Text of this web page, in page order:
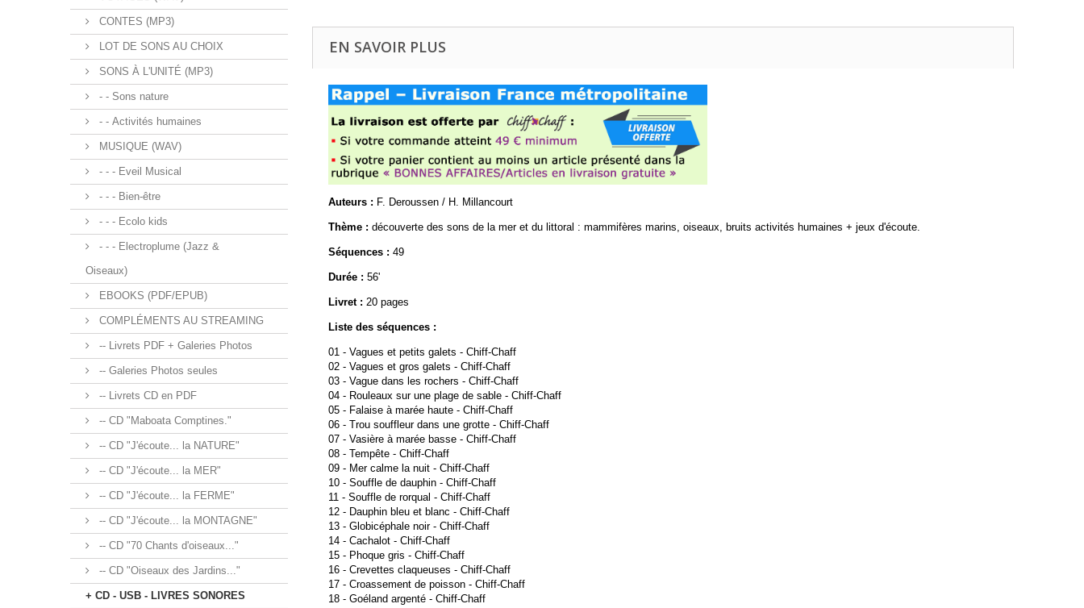
CONTES (MP3)
LOT DE SONS AU CHOIX
SONS À L'UNITÉ (MP3)
- - Sons nature
- - Activités humaines
MUSIQUE (WAV)
- - - Eveil Musical
- - - Bien-être
- - - Ecolo kids
- - - Electroplume (Jazz &
Oiseaux)
EBOOKS (PDF/EPUB)
COMPLÉMENTS AU STREAMING
-- Livrets PDF + Galeries Photos
-- Galeries Photos seules
-- Livrets CD en PDF
-- CD "Maboata Comptines."
-- CD "J'écoute... la NATURE"
-- CD "J'écoute... la MER"
-- CD "J'écoute... la FERME"
-- CD "J'écoute... la MONTAGNE"
-- CD "70 Chants d'oiseaux..."
-- CD "Oiseaux des Jardins..."
+ CD - USB - LIVRES SONORES
EN SAVOIR PLUS
Auteurs : F. Deroussen / H. Millancourt
Thème : découverte des sons de la mer et du littoral : mammifères marins, oiseaux, bruits activités humaines + jeux d'écoute.
Séquences : 49
Durée : 56'
Livret : 20 pages
Liste des séquences :
01 - Vagues et petits galets - Chiff-Chaff
02 - Vagues et gros galets - Chiff-Chaff
03 - Vague dans les rochers - Chiff-Chaff
04 - Rouleaux sur une plage de sable - Chiff-Chaff
05 - Falaise à marée haute - Chiff-Chaff
06 - Trou souffleur dans une grotte - Chiff-Chaff
07 - Vasière à marée basse - Chiff-Chaff
08 - Tempête - Chiff-Chaff
09 - Mer calme la nuit - Chiff-Chaff
10 - Souffle de dauphin - Chiff-Chaff
11 - Souffle de rorqual - Chiff-Chaff
12 - Dauphin bleu et blanc - Chiff-Chaff
13 - Globicéphale noir - Chiff-Chaff
14 - Cachalot - Chiff-Chaff
15 - Phoque gris - Chiff-Chaff
16 - Crevettes claqueuses - Chiff-Chaff
17 - Croassement de poisson - Chiff-Chaff
18 - Goéland argenté - Chiff-Chaff